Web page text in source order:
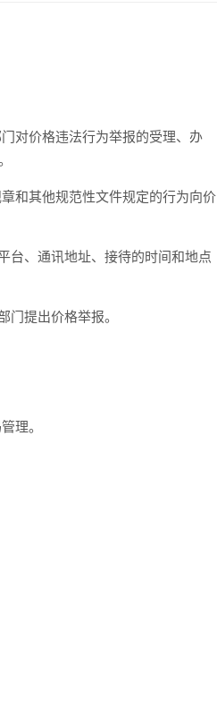
对价格违法行为举报的受理、办
和其他规范性文件规定的行为向价
台、通讯地址、接待的时间和地点
提出价格举报。
理。